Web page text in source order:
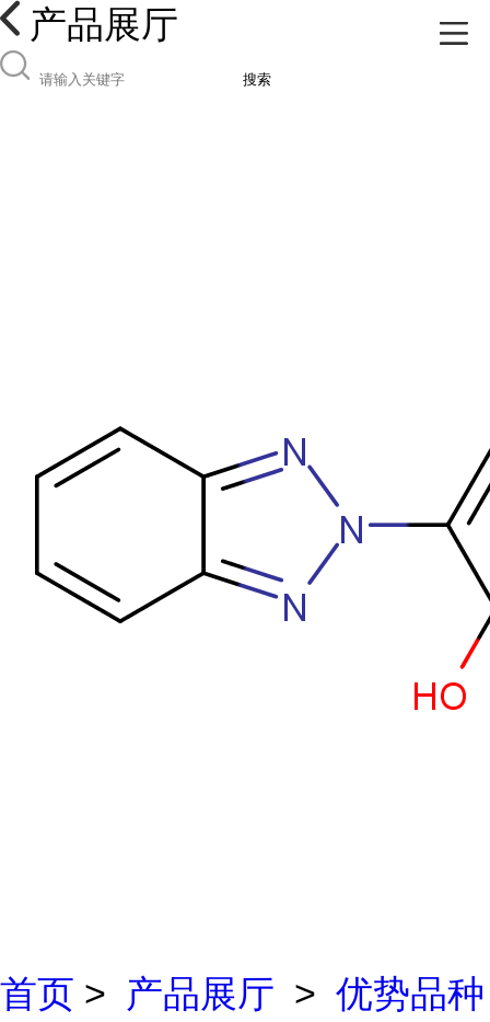
产品展厅
搜索
首页 > 产品展厅 > 优势品种